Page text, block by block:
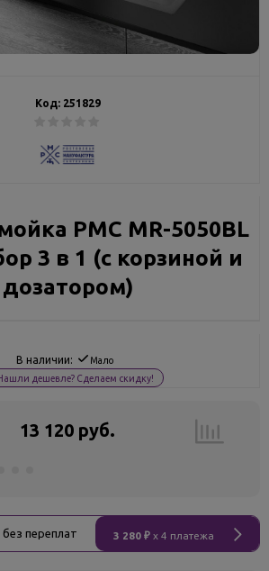
Код: 251829
РМС MR-5050BL
3 в 1 (с корзиной и
дозатором)
В наличии: Мало
дешевле? Сделаем скидку!
13 120 руб.
без переплат 3 280 ₽ x 4 платежа